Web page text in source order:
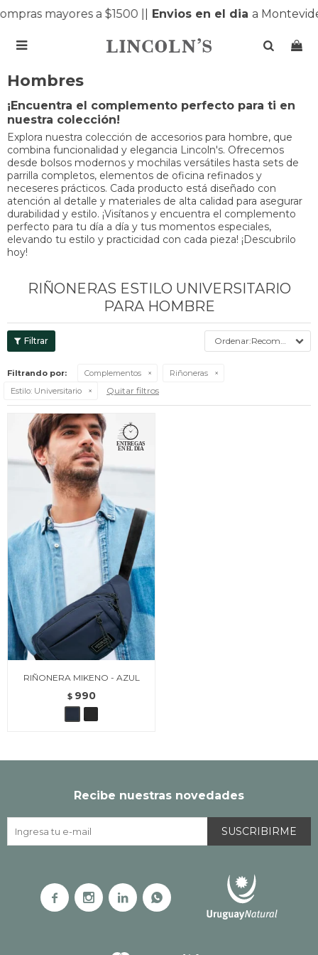
mayores a $1500 | Envios en el diaa

Hombres
¡Encuentra el complemento perfecto para ti en
nuestra colección!
Explora nuestra colección de accesorios para hombre, que
combina funcionalidad y elegancia Lincoln's. Ofrecemos
desde bolsos modernos y mochilas versátiles hasta sets de
parrilla completos, elementos de oficina refinados y
neceseres prácticos. Cada producto está diseñado con
atención al detalle y materiales de alta calidad para asegurar
durabilidad y estilo. ¡Visítanos y encuentra el complemento
perfecto para tu día a día y tus momentos especiales,
elevando tu estilo y practicidad con cada pieza! ¡Descubrilo
hoy!
RIÑONERAS ESTILO UNIVERSITARIO
PARA HOMBRE
Recomendados
Filtrando por: Complementos
Riñoneras
Estilo: Universitario Quitar filtros
RIÑONERA MIKENO - AZUL
$ 990
Recibe nuestras novedades
SUSCRIBIRME
   